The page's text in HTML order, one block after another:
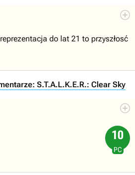
do lat 21 to przyszłosć
S.T.A.L.K.E.R.: Clear Sky
10
PC